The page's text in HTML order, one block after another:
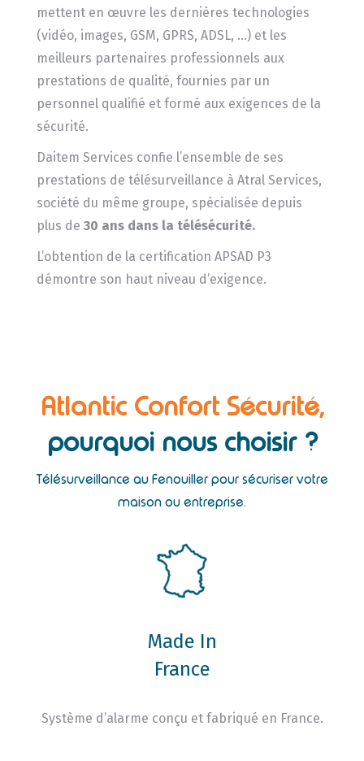
mettent en œuvre les dernières technologies
(vidéo, images, GSM, GPRS, ADSL, …) et les
meilleurs partenaires professionnels aux
prestations de qualité, fournies par un
personnel qualifié et formé aux exigences de la
sécurité.
Daitem Services confie l’ensemble de ses
prestations de télésurveillance à Atral Services,
société du même groupe, spécialisée depuis
plus de 30 ans dans la télésécurité.
L’obtention de la certification APSAD P3
démontre son haut niveau d’exigence.
Atlantic Confort Sécurité,
pourquoi nous choisir ?
Télésurveillance au Fenouiller pour sécuriser votre
maison ou entreprise.
Made In
France
Système d’alarme conçu et fabriqué en France.